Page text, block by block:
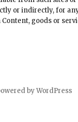
or indirectly, for
goods or
by WordPress